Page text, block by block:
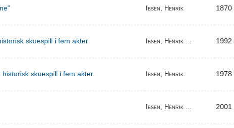
Ibsen, Henrik 1870
skuespill i fem akter Ibsen, Henrik ... 1992
historisk skuespill i fem akter Ibsen, Henrik 1978
Ibsen, Henrik ... 2001